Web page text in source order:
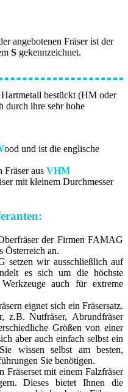
angebotenen Fräser ist der
S gekennzeichnet.
bestückt (HM oder
durch ihre sehr hohe
ood und ist die englische
Fräser aus VHM
mit kleinem Durchmesser
der Firmen FAMAG
Österreich an.
setzen wir ausschließlich auf
es sich um die höchste
auch für extreme
eignet sich ein Fräsersatz.
z.B. Nutfräser, Abrundfräser
Größen von einer
aber auch einfach selbst ein
wissen selbst am besten,
Sie benötigen.
Fräserset mit einem Falzfräser
Dieses bietet Ihnen die